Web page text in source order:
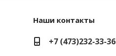
Наши контакты
+7 (473)232-33-36